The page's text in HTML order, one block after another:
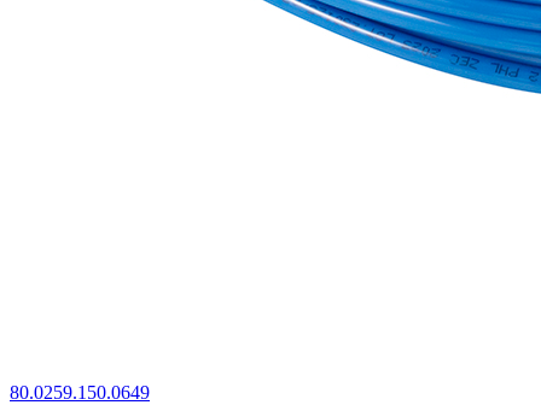
80.0259.150.0649